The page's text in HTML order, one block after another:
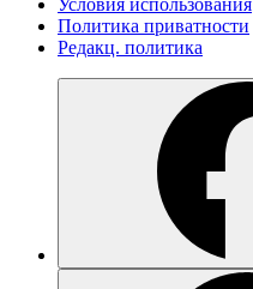
Политика приватности
Редакц. политика